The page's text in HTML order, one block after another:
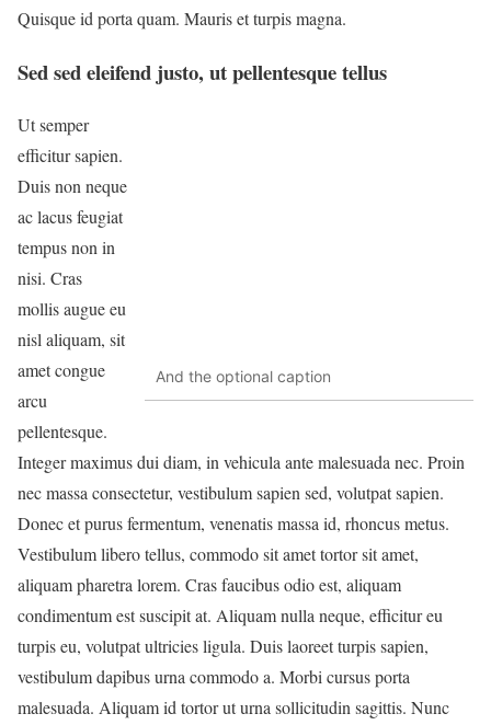
Quisque id porta quam. Mauris et turpis magna.
Sed sed eleifend justo, ut pellentesque tellus
And the optional caption
Ut semper
efficitur sapien.
Duis non neque
ac lacus feugiat
tempus non in
nisi. Cras
mollis augue eu
nisl aliquam, sit
amet congue
arcu
pellentesque.
Integer maximus dui diam, in vehicula ante malesuada nec. Proin
nec massa consectetur, vestibulum sapien sed, volutpat sapien.
Donec et purus fermentum, venenatis massa id, rhoncus metus.
Vestibulum libero tellus, commodo sit amet tortor sit amet,
aliquam pharetra lorem. Cras faucibus odio est, aliquam
condimentum est suscipit at. Aliquam nulla neque, efficitur eu
turpis eu, volutpat ultricies ligula. Duis laoreet turpis sapien,
vestibulum dapibus urna commodo a. Morbi cursus porta
malesuada. Aliquam id tortor ut urna sollicitudin sagittis. Nunc